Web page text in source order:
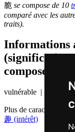
脆 se compose de 10
comparé avec les
traits).
Informations
composés etc.)
vulnérable | fragilité
Plus de caractères qui
趣 (intérêt)